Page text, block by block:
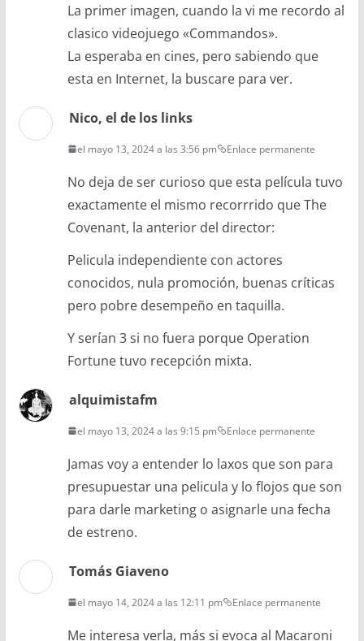
La primer imagen, cuando la vi me recordo al
clasico videojuego «Commandos».
La esperaba en cines, pero sabiendo que
esta en Internet, la buscare para ver.
Nico, el de los links
el mayo 13, 2024 a las 3:56 pm Enlace permanente
No deja de ser curioso que esta película tuvo
exactamente el mismo recorrrido que The
Covenant, la anterior del director:
Pelicula independiente con actores
conocidos, nula promoción, buenas críticas
pero pobre desempeño en taquilla.
Y serían 3 si no fuera porque Operation
Fortune tuvo recepción mixta.
alquimistafm
el mayo 13, 2024 a las 9:15 pm Enlace permanente
Jamas voy a entender lo laxos que son para
presupuestar una pelicula y lo flojos que son
para darle marketing o asignarle una fecha
de estreno.
Tomás Giaveno
el mayo 14, 2024 a las 12:11 pm Enlace permanente
Me interesa verla, más si evoca al Macaroni